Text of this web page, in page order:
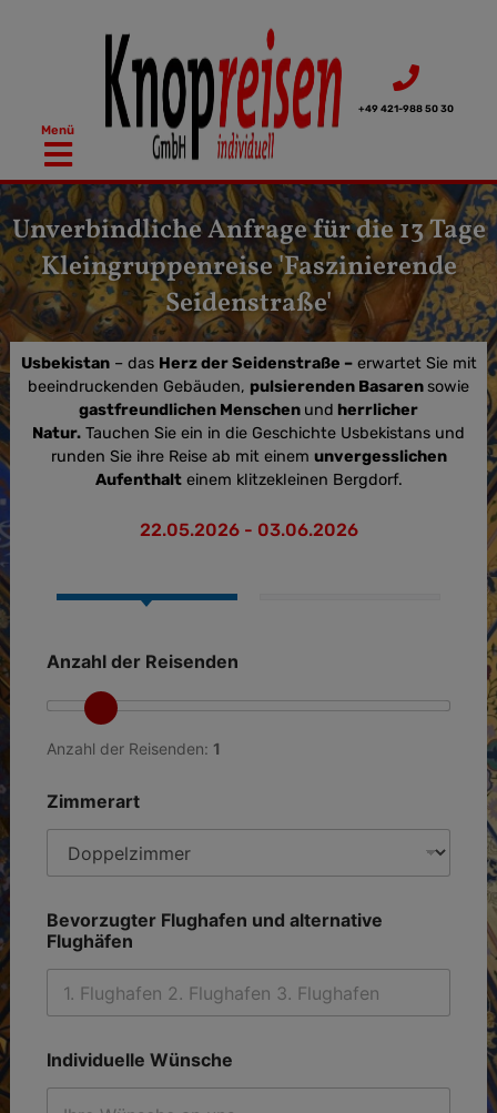
Menü
+49 421-988 50 30
Unverbindliche Anfrage für die 13 Tage
Kleingruppenreise 'Faszinierende
Seidenstraße'
Usbekistan– das Herz der Seidenstraße –erwartet Sie mit
beeindruckenden Gebäuden, pulsierenden Basarensowie
gastfreundlichen Menschen und herrlicher
Natur. Tauchen Sie ein in die Geschichte Usbekistans und
runden Sie ihre Reise ab mit einem unvergesslichen
Aufenthalteinem klitzekleinen Bergdorf.
22.05.2026 - 03.06.2026
Anzahl der Reisenden
Anzahl der Reisenden: 1
Zimmerart
Bevorzugter Flughafen und alternative
Flughäfen
Individuelle Wünsche